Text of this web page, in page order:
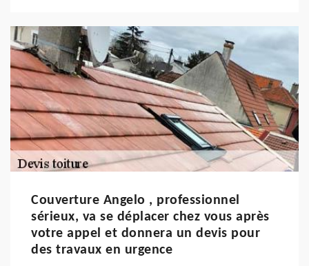
Couverture Angelo , professionnel
sérieux, va se déplacer chez vous après
votre appel et donnera un devis pour
des travaux en urgence